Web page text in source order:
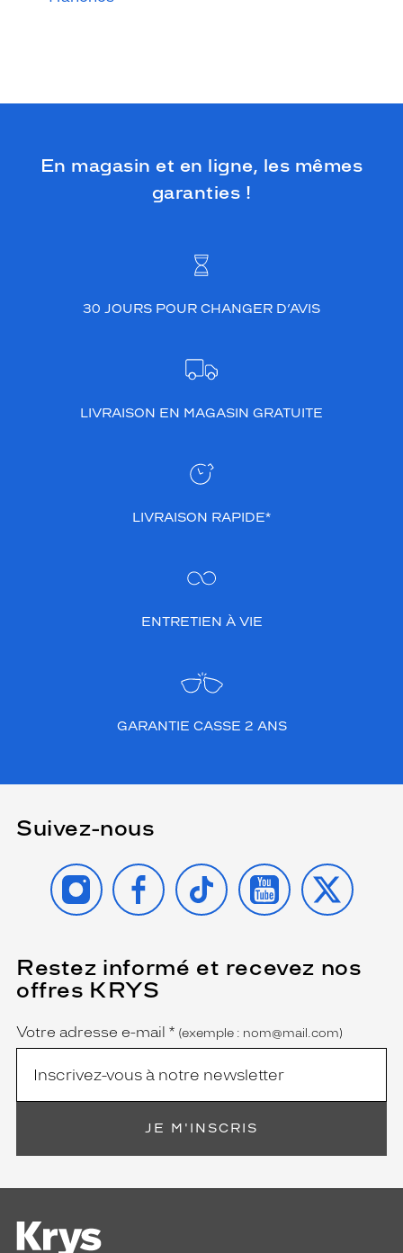
En magasin et en ligne, les mêmes
garanties !
30 JOURS POUR CHANGER D’AVIS
LIVRAISON EN MAGASIN GRATUITE
LIVRAISON RAPIDE*
ENTRETIEN À VIE
GARANTIE CASSE 2 ANS
Suivez-nous
INSTAGRAMFACEBOOK
TIKTOK YOUTUBE
X
Restez informé et recevez nos
offres KRYS
Name
Votre adresse e-mail *
(Ce
champ
est
obligatoire)
(exemple : nom@mail.com)
JE M'INSCRIS